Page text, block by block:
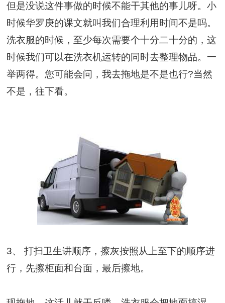
但是没说这件事做的时候不能干其他的事儿呀。小
时候华罗庚的课文就叫我们合理利用时间不是吗。
洗衣服的时候，至少每次需要个十分二十分的，这
时候我们可以在洗衣机运转的同时去整理物品。一
举两得。您可能会问，我去拖地是不是也行?当然
不是，往下看。
3、 打扫卫生讲顺序，擦灰按照从上至下的顺序进
行，先擦柜面和台面，最后擦地。